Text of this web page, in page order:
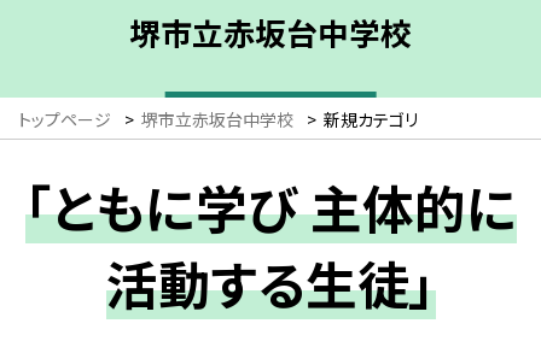
堺市立赤坂台中学校
トップページ > 堺市立赤坂台中学校 > 新規カテゴリ
「ともに学び 主体的に
活動する生徒」